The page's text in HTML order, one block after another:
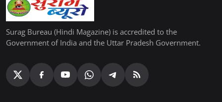
Surag Bureau (Hindi Magazine) is accredited to the
Government of India and the Uttar Pradesh Government.